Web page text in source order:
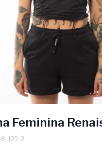
Feminina